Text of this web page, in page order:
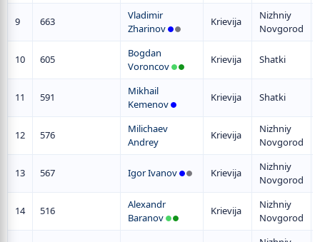
9 663
Vladimir
Zharinov
Krievija
Nizhniy
Novgorod
10 605
Bogdan
Voroncov
Krievija Shatki
11 591
Mikhail
Kemenov
Krievija Shatki
12 576
Milichaev
Andrey
Krievija
Nizhniy
Novgorod
13 567 Igor Ivanov Krievija
Nizhniy
Novgorod
14 516
Alexandr
Baranov
Krievija
Nizhniy
Novgorod